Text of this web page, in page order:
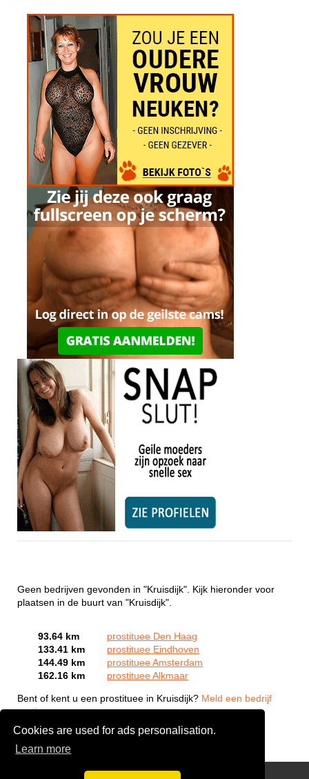
Cookies are used for ads personalisation.
Learn more
Geen bedrijven gevonden in "Kruisdijk". Kijk hieronder voor
plaatsen in de buurt van "Kruisdijk".
93.64 km
prostituee Den Haag
133.41 km
prostituee Eindhoven
144.49 km
prostituee Amsterdam
162.16 km
prostituee Alkmaar
Bent of kent u een prostituee in Kruisdijk? Meld een bedrijf
gratis aan